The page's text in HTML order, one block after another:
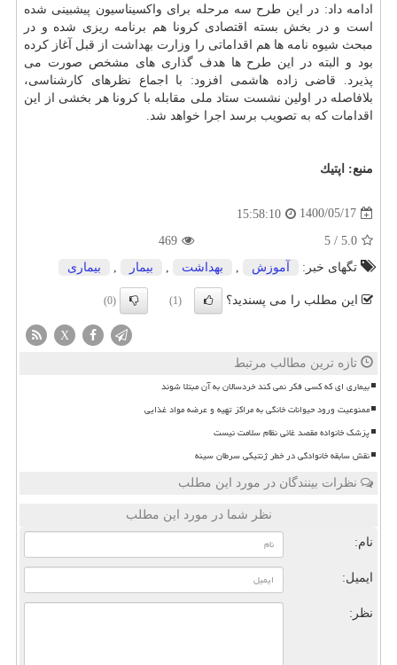
ادامه داد: در این طرح سه مرحله برای واکسیناسیون پیشبینی شده
است و در بخش بسته اقتصادی کرونا هم برنامه ریزی شده و در
مبحث شیوه نامه ها هم اقداماتی را وزارت بهداشت از قبل آغاز کرده
بود و البته در این طرح ها هدف گذاری های مشخص صورت می
پذیرد. قاضی زاده هاشمی افزود: با اجماع نظرهای کارشناسی،
بلافاصله در اولین نشست ستاد ملی مقابله با کرونا هر بخشی از این
اقدامات که به تصویب برسد اجرا خواهد شد.
منبع: اپتیك
1400/05/17
15:58:10
5.0
/
5
469
تگهای خبر:
آموزش بهداشت بیمار بیماری
این مطلب را می پسندید؟ (1)
(0)
X
تازه ترین مطالب مرتبط
بیماری ای که کسی فکر نمی کند خردسالان به آن مبتلا شوند
ممنوعیت ورود حیوانات خانگی به مراکز تهیه و عرضه مواد غذایی
پزشک خانواده مقصد غائی نظام سلامت نیست
نقش سابقه خانوادگی در خطر ژنتیکی سرطان سینه
نظرات بینندگان در مورد این مطلب
نظر شما در مورد این مطلب
نام:
ایمیل:
نظر: